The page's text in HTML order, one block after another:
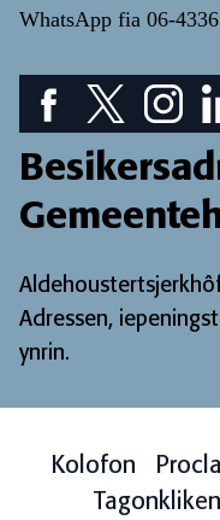
WhatsApp fia 06-
FacebookTwitter
Adressen,
ynrin.
Kolofon